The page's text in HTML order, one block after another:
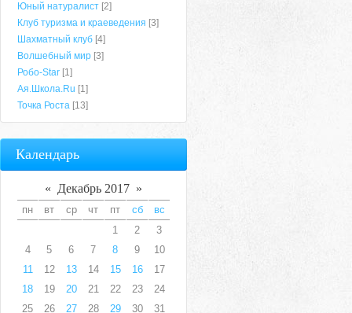
Юный натуралист [2]
Клуб туризма и краеведения [3]
Шахматный клуб [4]
Волшебный мир [3]
Робо-Star [1]
Ая.Школа.Ru [1]
Точка Роста [13]
Календарь
« Декабрь 2017 »
пн вт ср чт пт сб
вс
1
2
3
4
5 6 7 8 9
10
11
12 13 14 15 16
17
18
19 20 21 22 23
24
25
26 27 28 29 30 31